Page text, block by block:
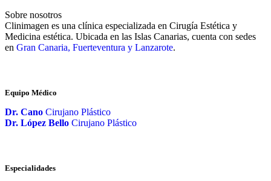
Sobre nosotros
Clinimagen es una clínica especializada en Cirugía Estética y
Medicina estética. Ubicada en las Islas Canarias, cuenta con sedes
en Gran Canaria, Fuerteventura y Lanzarote.
Equipo Médico
Dr. Cano Cirujano Plástico
Dr. López Bello Cirujano Plástico
Especialidades